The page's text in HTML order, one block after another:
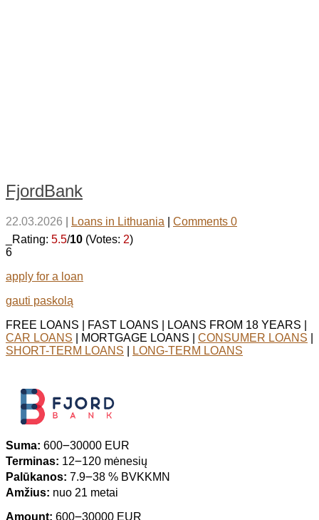
FjordBank
22.03.2026 Loans in Lithuania
Comments 0
_Rating: 5.5/10 (Votes: 2)
6
apply for a loan
gauti paskolą
FREE LOANS | FAST LOANS | LOANS FROM 18 YEARS |
CAR LOANS | MORTGAGE LOANS | CONSUMER LOANS
SHORT-TERM LOANS
LONG-TERM LOANS
Suma: 600౼30000 EUR
Terminas: 12౼120 mėnesių
Palūkanos: 7.9౼38 % BVKKMN
Amžius: nuo 21 metai
Amount: 600౼30000 EUR